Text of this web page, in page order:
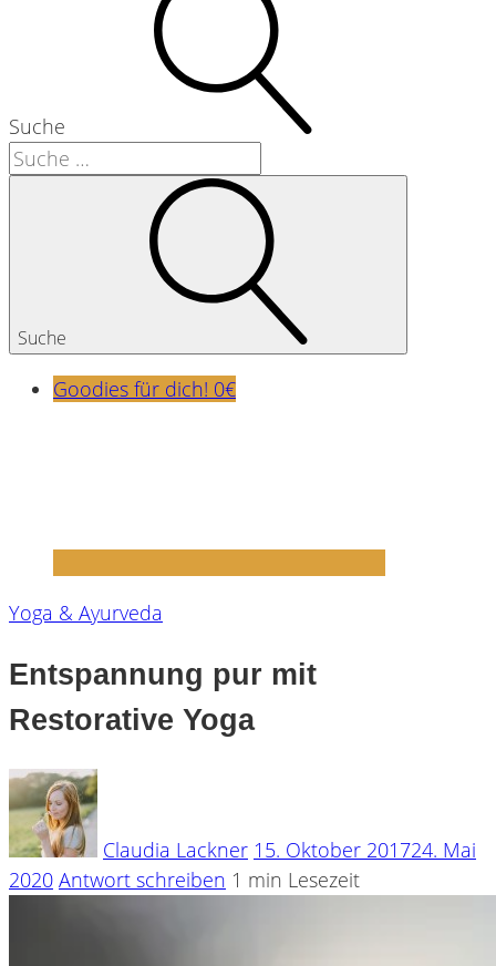
Suche
Suche
Goodies für dich! 0€
Yoga & Ayurveda
Entspannung pur mit
Restorative Yoga
Claudia Lackner 15. Oktober 201724. Mai
2020 Antwort schreiben 1 min Lesezeit